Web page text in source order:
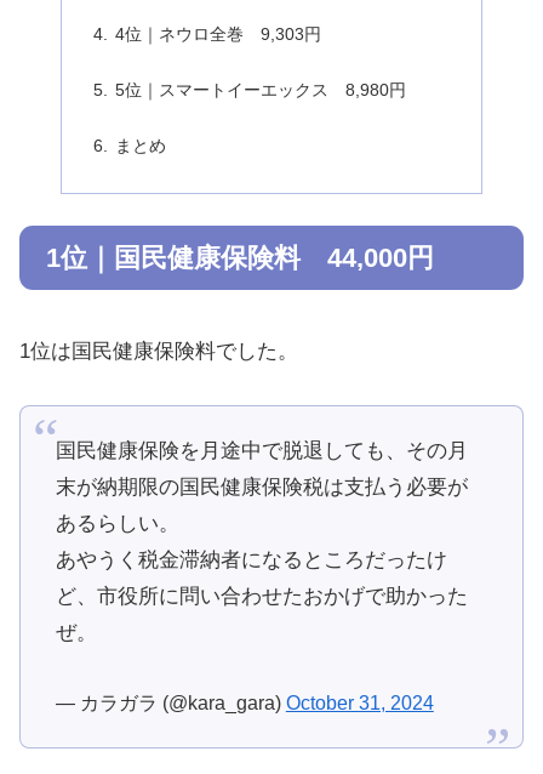
4位｜ネウロ全巻 9,303円
5位｜スマートイーエックス 8,980円
まとめ
1位｜国民健康保険料 44,000円
1位は国民健康保険料でした。
国民健康保険を月途中で脱退しても、その月
末が納期限の国民健康保険税は支払う必要が
あるらしい。
あやうく税金滞納者になるところだったけ
ど、市役所に問い合わせたおかげで助かった
ぜ。
— カラガラ (@kara_gara) October 31, 2024